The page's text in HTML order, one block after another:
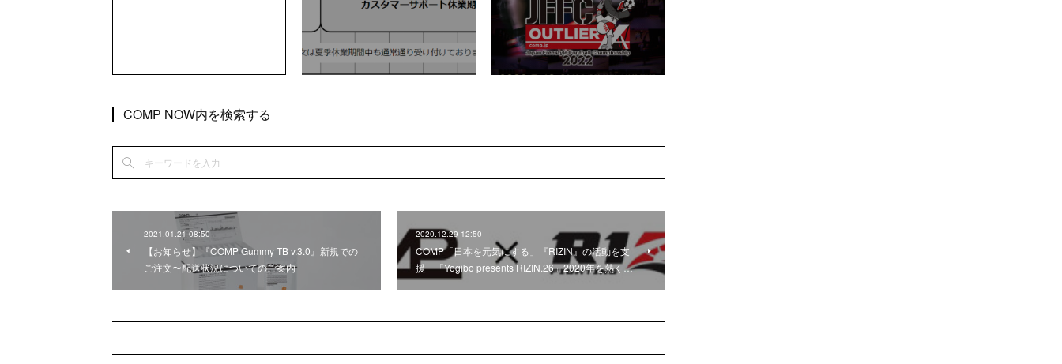
COMP NOW内を検索する
2021.01.21 08:50
【お知らせ】『COMP Gummy TB v.3.0』新規での
ご注文〜配送状況についてのご案内
2020.12.29 12:50
COMP「日本を元気にする」『RIZIN』の活動を支
援 「Yogibo presents RIZIN.26」2020年を熱く…